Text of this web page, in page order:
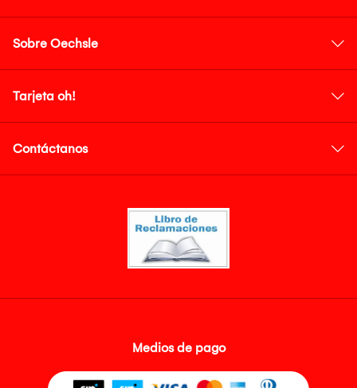
Sobre Oechsle
Tarjeta oh!
Contáctanos
Medios de pago